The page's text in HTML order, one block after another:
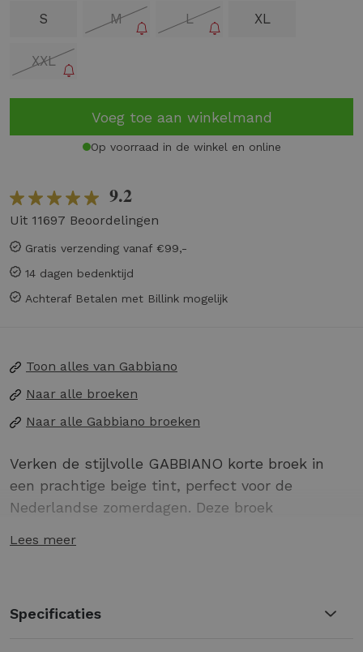
S M L XL
XXL
Voeg toe aan winkelmand
Op voorraad in de winkel en online
9.2
Uit 11697 Beoordelingen
Gratis verzending vanaf €99,-
14 dagen bedenktijd
Achteraf Betalen met Billink mogelijk
Toon alles van Gabbiano
Naar alle broeken
Naar alle Gabbiano broeken
Verken de stijlvolle GABBIANO korte broek in
een prachtige beige tint, perfect voor de
Nederlandse zomerdagen. Deze broek
ideaal voor een casual dagje uit in de stad of een
Gemaakt van hoogwaardig materiaal voor
Lees meer
Specificaties